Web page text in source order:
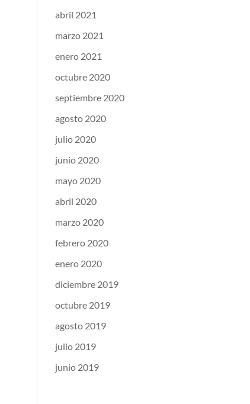
abril 2021
marzo 2021
enero 2021
octubre 2020
septiembre 2020
agosto 2020
julio 2020
junio 2020
mayo 2020
abril 2020
marzo 2020
febrero 2020
enero 2020
diciembre 2019
octubre 2019
agosto 2019
julio 2019
junio 2019